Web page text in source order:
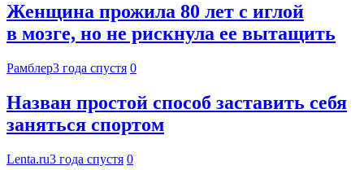
Женщина прожила 80 лет с иглой
в мозге, но не рискнула ее вытащить
Рамблер3 года спустя 0
Назван простой способ заставить себя
заняться спортом
Lenta.ru3 года спустя 0